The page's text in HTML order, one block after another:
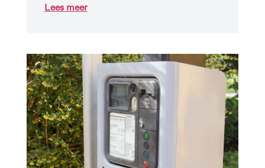
Lees meer